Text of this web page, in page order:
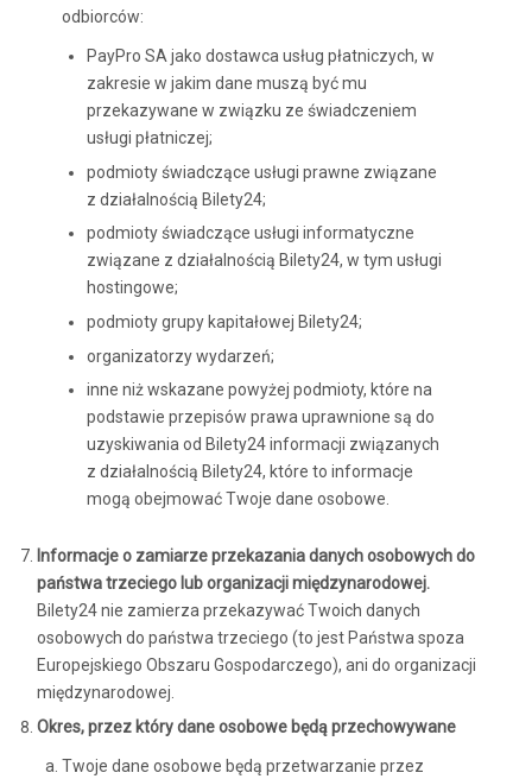
odbiorców:
PayPro SA jako dostawca usług płatniczych, w
zakresie w jakim dane muszą być mu
przekazywane w związku ze świadczeniem
usługi płatniczej;
podmioty świadczące usługi prawne związane
z działalnością Bilety24;
podmioty świadczące usługi informatyczne
związane z działalnością Bilety24, w tym usługi
hostingowe;
podmioty grupy kapitałowej Bilety24;
organizatorzy wydarzeń;
inne niż wskazane powyżej podmioty, które na
podstawie przepisów prawa uprawnione są do
uzyskiwania od Bilety24 informacji związanych
z działalnością Bilety24, które to informacje
mogą obejmować Twoje dane osobowe.
Informacje o zamiarze przekazania danych osobowych do
państwa trzeciego lub organizacji międzynarodowej.
Bilety24 nie zamierza przekazywać Twoich danych
osobowych do państwa trzeciego (to jest Państwa spoza
Europejskiego Obszaru Gospodarczego), ani do organizacji
międzynarodowej.
Okres, przez który dane osobowe będą przechowywane
Twoje dane osobowe będą przetwarzanie przez